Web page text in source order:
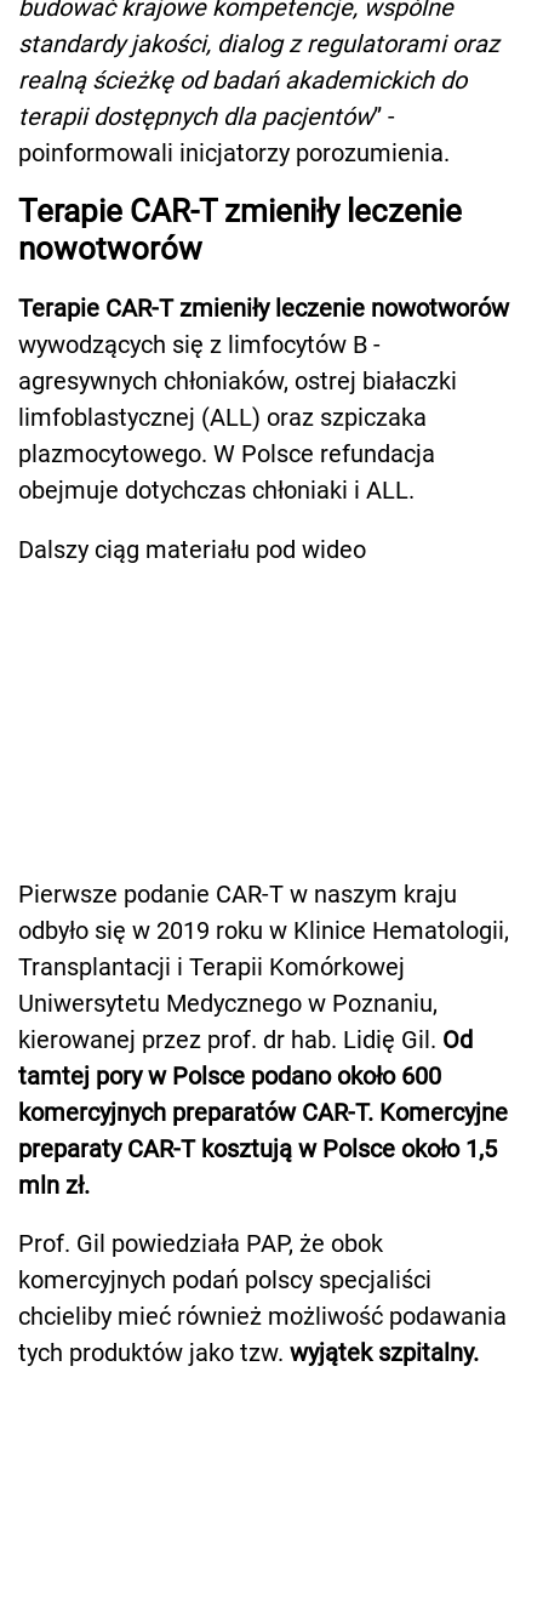
budować krajowe kompetencje, wspólne
standardy jakości, dialog z regulatorami oraz
realną ścieżkę od badań akademickich do
terapii dostępnych dla pacjentów” -
poinformowali inicjatorzy porozumienia.
Terapie CAR-T zmieniły leczenie
nowotworów
Terapie CAR-T zmieniły leczenie nowotworów
wywodzących się z limfocytów B -
agresywnych chłoniaków, ostrej białaczki
limfoblastycznej (ALL) oraz szpiczaka
plazmocytowego. W Polsce refundacja
obejmuje dotychczas chłoniaki i ALL.
Dalszy ciąg materiału pod wideo
Pierwsze podanie CAR-T w naszym kraju
odbyło się w 2019 roku w Klinice Hematologii,
Transplantacji i Terapii Komórkowej
Uniwersytetu Medycznego w Poznaniu,
kierowanej przez prof. dr hab. Lidię Gil. Od
tamtej pory w Polsce podano około 600
komercyjnych preparatów CAR-T. Komercyjne
preparaty CAR-T kosztują w Polsce około 1,5
mln zł.
Prof. Gil powiedziała PAP, że obok
komercyjnych podań polscy specjaliści
chcieliby mieć również możliwość podawania
tych produktów jako tzw. wyjątek szpitalny.